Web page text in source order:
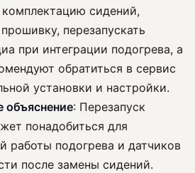
комплектацию сидений,
перезапускать
при интеграции подогрева, а
обратиться в сервис
установки и настройки.
объяснение: Перезапуск
понадобиться для
работы подогрева и датчиков
после замены сидений.